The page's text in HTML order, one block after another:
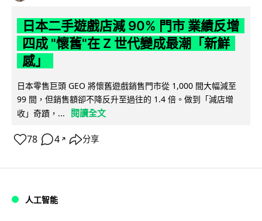
日本二手遊戲店減 90% 門市 業績反增
四成 "懷舊"在 Z 世代變成最潮「新鮮
感」
日本零售巨頭 GEO 將懷舊遊戲銷售門市從 1,000 間大幅減至
99 間，但銷售額卻不降反升至過往的 1.4 倍。做到「減店增
收」奇蹟，...
閱讀全文
78 4 ↗ 分享
人工智能